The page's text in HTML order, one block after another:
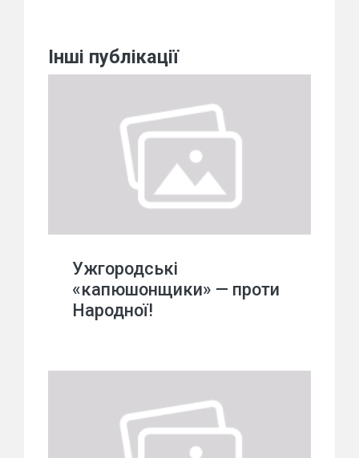
Інші публікації
Ужгородські
«капюшонщики» — проти
Народної!